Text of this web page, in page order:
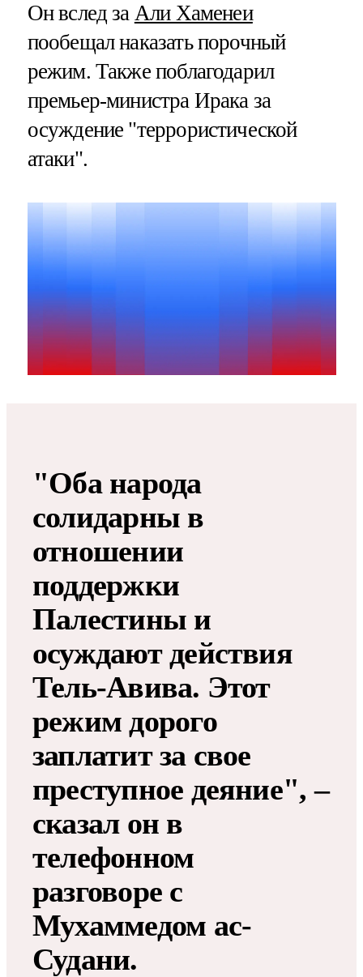
Он вслед за Али Хаменеи
пообещал наказать порочный
режим. Также поблагодарил
премьер-министра Ирака за
осуждение "террористической
атаки".
"Оба народа
солидарны в
отношении
поддержки
Палестины и
осуждают действия
Тель-Авива. Этот
режим дорого
заплатит за свое
преступное деяние", –
сказал он в
телефонном
разговоре с
Мухаммедом ас-
Судани.